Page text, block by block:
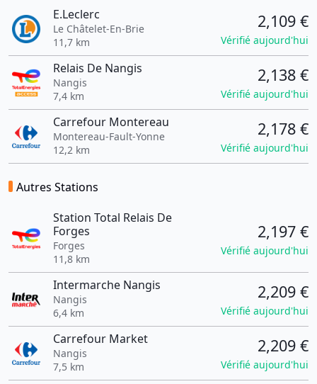
E.Leclerc
Le Châtelet-En-Brie
11,7 km
2,109 €
Vérifié aujourd'hui
Relais De Nangis
Nangis
7,4 km
2,138 €
Vérifié aujourd'hui
Carrefour Montereau
Montereau-Fault-Yonne
12,2 km
2,178 €
Vérifié aujourd'hui
Autres Stations
Station Total Relais De
Forges
Forges
11,8 km
2,197 €
Vérifié aujourd'hui
Intermarche Nangis
Nangis
6,4 km
2,209 €
Vérifié aujourd'hui
Carrefour Market
Nangis
7,5 km
2,209 €
Vérifié aujourd'hui